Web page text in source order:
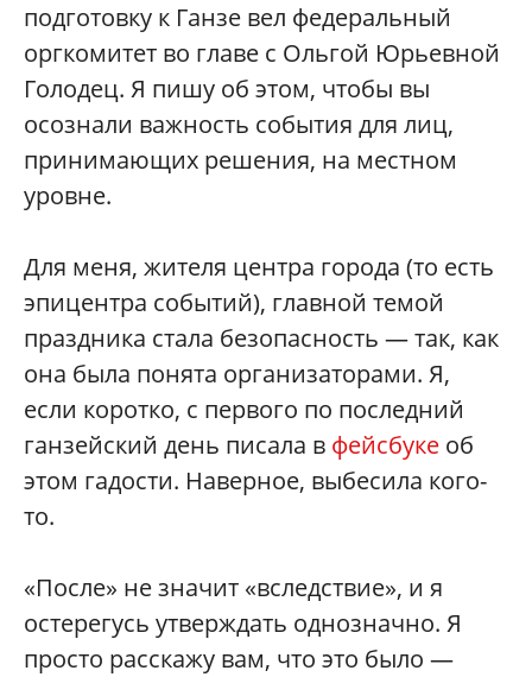
подготовку к Ганзе вел федеральный
оргкомитет во главе с Ольгой Юрьевной
Голодец. Я пишу об этом, чтобы вы
осознали важность события для лиц,
принимающих решения, на местном
уровне.
Для меня, жителя центра города (то есть
эпицентра событий), главной темой
праздника стала безопасность — так, как
она была понята организаторами. Я,
если коротко, с первого по последний
ганзейский день писала в фейсбуке об
этом гадости. Наверное, выбесила кого-
то.
«После» не значит «вследствие», и я
остерегусь утверждать однозначно. Я
просто расскажу вам, что это было —